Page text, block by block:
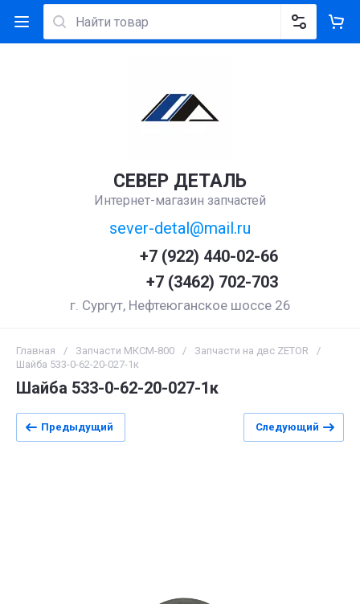
СЕВЕР ДЕТАЛЬ
Интернет-магазин запчастей
sever-detal@mail.ru
+7 (922) 440-02-66
+7 (3462) 702-703
г. Сургут, Нефтеюганское шоссе 26
Главная / Запчасти МКСМ-800 / Запчасти на двс ZETOR
/
Шайба 533-0-62-20-027-1к
Шайба 533-0-62-20-027-1к
Предыдущий Следующий